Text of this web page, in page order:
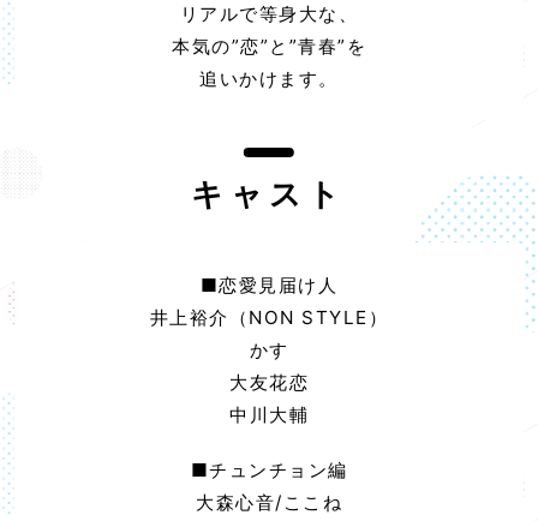
リアルで等身大な、
本気の”恋”と”青春”を
追いかけます。
キャスト
■恋愛見届け人
井上裕介（NON STYLE）
かす
大友花恋
中川大輔
■チュンチョン編
大森心音/ここね